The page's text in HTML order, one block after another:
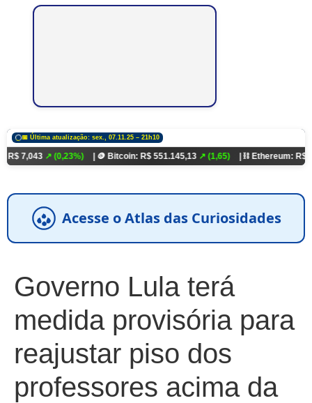
📅 Última atualização: sex., 07.11.25 – 21h10
↗ (0,23%) | 🪙 Bitcoin: R$ 551.145,13↗ (1,65) | ⛓️ Ethereum: R$ 18.321,93
Acesse o Atlas das Curiosidades
Governo Lula terá
medida provisória para
reajustar piso dos
professores acima da